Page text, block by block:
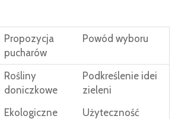
Propozycja
pucharów
Powód wyboru
Rośliny
doniczkowe
Podkreślenie idei
zieleni
Ekologiczne
Użyteczność